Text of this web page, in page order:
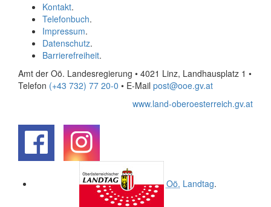
Kontakt.
Telefonbuch.
Impressum.
Datenschutz.
Barrierefreiheit.
Amt der Oö. Landesregierung • 4021 Linz, Landhausplatz 1 •
Telefon (+43 732) 77 20-0 • E-Mail post@ooe.gv.at
www.land-oberoesterreich.gv.at
Oö. Landtag.